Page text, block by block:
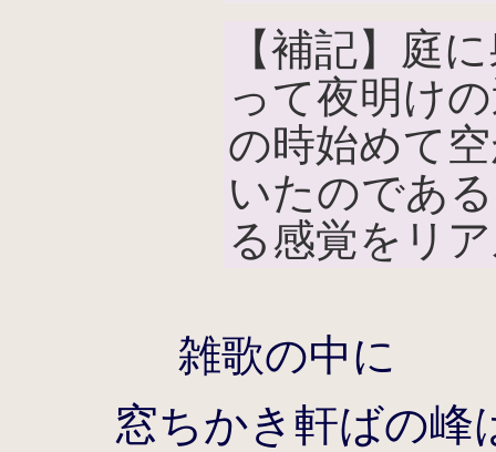
【補記】庭
って夜明け
の時始めて
いたのであ
る感覚をリ
雑歌の中に
窓ちかき軒ばの峰